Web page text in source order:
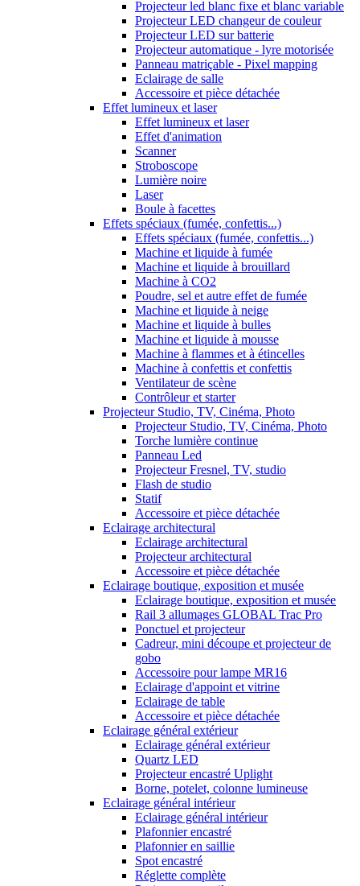
Projecteur led blanc fixe et blanc variable
Projecteur LED changeur de couleur
Projecteur LED sur batterie
Projecteur automatique - lyre motorisée
Panneau matriçable - Pixel mapping
Eclairage de salle
Accessoire et pièce détachée
Effet lumineux et laser
Effet lumineux et laser
Effet d'animation
Scanner
Stroboscope
Lumière noire
Laser
Boule à facettes
Effets spéciaux (fumée, confettis...)
Effets spéciaux (fumée, confettis...)
Machine et liquide à fumée
Machine et liquide à brouillard
Machine à CO2
Poudre, sel et autre effet de fumée
Machine et liquide à neige
Machine et liquide à bulles
Machine et liquide à mousse
Machine à flammes et à étincelles
Machine à confettis et confettis
Ventilateur de scène
Contrôleur et starter
Projecteur Studio, TV, Cinéma, Photo
Projecteur Studio, TV, Cinéma, Photo
Torche lumière continue
Panneau Led
Projecteur Fresnel, TV, studio
Flash de studio
Statif
Accessoire et pièce détachée
Eclairage architectural
Eclairage architectural
Projecteur architectural
Accessoire et pièce détachée
Eclairage boutique, exposition et musée
Eclairage boutique, exposition et musée
Rail 3 allumages GLOBAL Trac Pro
Ponctuel et projecteur
Cadreur, mini découpe et projecteur de
gobo
Accessoire pour lampe MR16
Eclairage d'appoint et vitrine
Eclairage de table
Accessoire et pièce détachée
Eclairage général extérieur
Eclairage général extérieur
Quartz LED
Projecteur encastré Uplight
Borne, potelet, colonne lumineuse
Eclairage général intérieur
Eclairage général intérieur
Plafonnier encastré
Plafonnier en saillie
Spot encastré
Réglette complète